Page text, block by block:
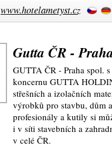
www.hotelametyst.cz
Gutta ČR -
GUTTA ČR - Praha spol.
koncernu GUTTA
střešních a izolačních
výrobků pro stavbu, dům
profesionály a kutily si
i v síti stavebních a
v celé ČR.